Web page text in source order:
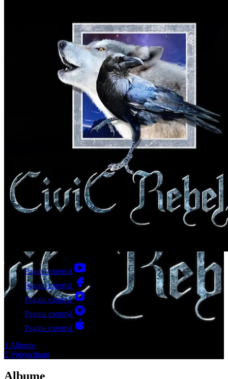
Pagina externă
Pagina externă
Pagina externă
Pagina externă
Pagina externă
1 Albume
2 Videoclipuri
Albume